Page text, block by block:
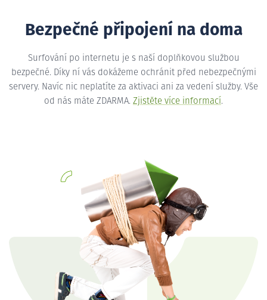
Bezpečné připojení na doma
Surfování po internetu je s naší doplňkovou službou
bezpečné. Díky ní vás dokážeme ochránit před nebezpečnými
servery. Navíc nic neplatíte za aktivaci ani za vedení služby. Vše
od nás máte ZDARMA. Zjistěte více informací.